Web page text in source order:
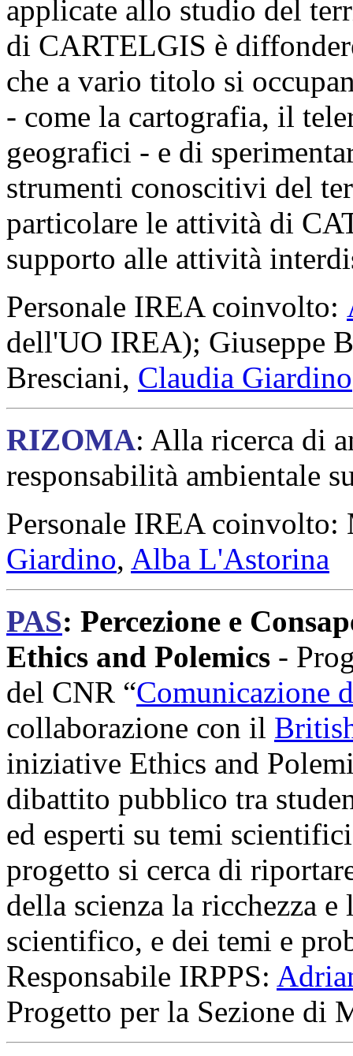
applicate allo studio del
di CARTELGIS è
che a vario titolo si
- come la cartografia, il
geografici - e di
strumenti conoscitivi del
particolare le attività di
supporto alle attività
Personale IREA coinvolto:
dell'UO IREA); Giuseppe
Bresciani, Claudia Giardino
RIZOMA: Alla ricerca di
responsabilità ambientale
Personale IREA
Giardino, Alba L'Astorina
PAS: Percezione e
Ethics and Polemics -
del CNR “Comunicazione
collaborazione con il
iniziative Ethics and
dibattito pubblico tra
ed esperti su temi
progetto si cerca di
della scienza la ricchezza
scientifico, e dei temi e
Responsabile IRPPS:
Progetto per la Sezione di